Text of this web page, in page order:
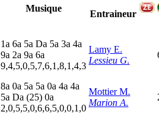
Musique
Entraineur
1a 6a 5a Da 5a 3a 4a
9a 2a 9a 6a
9,4,5,0,5,7,6,1,8,1,4,3
Lamy E.
Lessieu G.
8a 0a 5a 5a 0a 4a 4a
5a Da (25) 0a
2,0,5,5,0,6,6,5,0,0,1,0
Mottier M.
Marion A.